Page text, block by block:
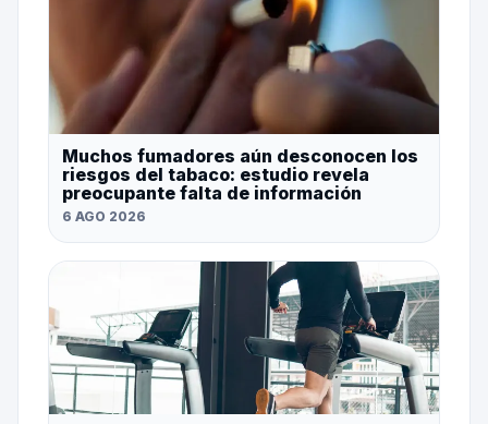
Muchos fumadores aún desconocen los
riesgos del tabaco: estudio revela
preocupante falta de información
6 AGO 2026